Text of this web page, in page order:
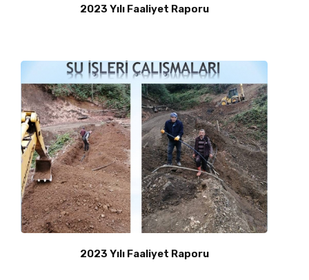
2023 Yılı Faaliyet Raporu
2023 Yılı Faaliyet Raporu